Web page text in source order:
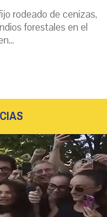
rodeado de cenizas,
forestales en el